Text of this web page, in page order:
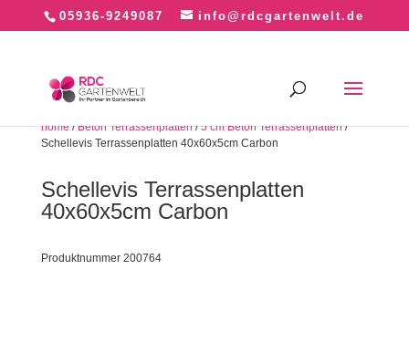
05936-9249087 info@rdcgartenwelt.de
home/Beton Terrassenplatten/5 cm Beton Terrassenplatten/
Schellevis Terrassenplatten 40x60x5cm Carbon
Schellevis Terrassenplatten
40x60x5cm Carbon
Produktnummer 200764